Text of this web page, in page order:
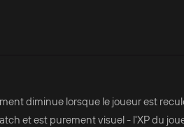
diminue lorsque le joueur est
et est purement visuel - l'XP du